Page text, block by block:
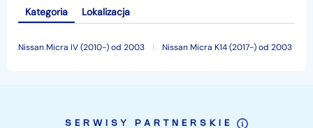
Kategoria
Nissan Micra IV (2010-) od 2003 Nissan Micra K14 (2017-) od 2003
Lokalizacja
SERWISY PARTNERSKIE